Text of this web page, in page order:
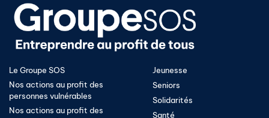
Le Groupe SOS
Nos actions au profit des
personnes vulnérables
Nos actions au profit des
Jeunesse
Seniors
Solidarités
Santé